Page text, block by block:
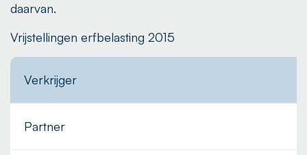
daarvan.
Vrijstellingen erfbelasting 2015
Verkrijger
Partner